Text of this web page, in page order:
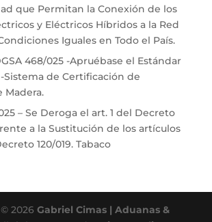
que Permitan la Conexión de los
y Eléctricos Híbridos a la Red
Iguales en Todo el País.
468/025 -Apruébase el Estándar
Sistema de Certificación de
Madera.
– Se Deroga el art. 1 del Decreto
a la Sustitución de los artículos
120/019. Tabaco
2026 Gabriel Cimas | Aduanas &